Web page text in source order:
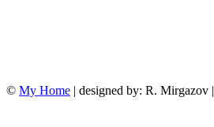
© My Home | designed by: R. Mirgazov |